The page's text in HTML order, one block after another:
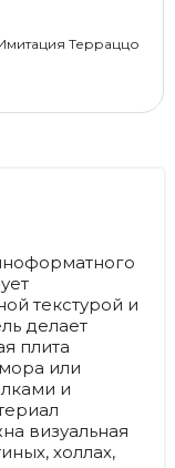
Терраццо
текстурой и
делает
плита
или
и
визуальная
холлах,